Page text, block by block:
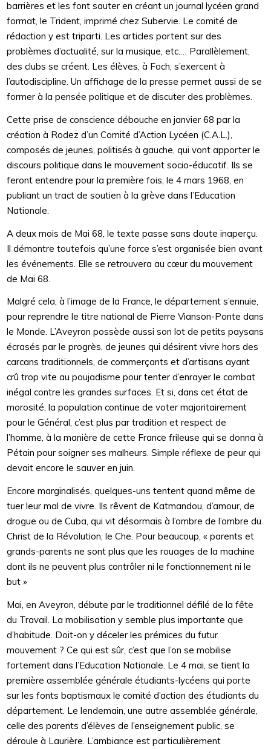
barrières et les font sauter en créant un journal lycéen grand
format, le Trident, imprimé chez Subervie. Le comité de
rédaction y est triparti. Les articles portent sur des
problèmes d’actualité, sur la musique, etc.… Parallèlement,
des clubs se créent. Les élèves, à Foch, s’exercent à
l’autodiscipline. Un affichage de la presse permet aussi de se
former à la pensée politique et de discuter des problèmes.
Cette prise de conscience débouche en janvier 68 par la
création à Rodez d’un Comité d’Action Lycéen (C.A.L.),
composés de jeunes, politisés à gauche, qui vont apporter le
discours politique dans le mouvement socio-éducatif. Ils se
feront entendre pour la première fois, le 4 mars 1968, en
publiant un tract de soutien à la grève dans l’Education
Nationale.
A deux mois de Mai 68, le texte passe sans doute inaperçu.
Il démontre toutefois qu’une force s’est organisée bien avant
les événements. Elle se retrouvera au cœur du mouvement
de Mai 68.
Malgré cela, à l’image de la France, le département s’ennuie,
pour reprendre le titre national de Pierre Vianson-Ponte dans
le Monde. L’Aveyron possède aussi son lot de petits paysans
écrasés par le progrès, de jeunes qui désirent vivre hors des
carcans traditionnels, de commerçants et d’artisans ayant
crû trop vite au poujadisme pour tenter d’enrayer le combat
inégal contre les grandes surfaces. Et si, dans cet état de
morosité, la population continue de voter majoritairement
pour le Général, c’est plus par tradition et respect de
l’homme, à la manière de cette France frileuse qui se donna à
Pétain pour soigner ses malheurs. Simple réflexe de peur qui
devait encore le sauver en juin.
Encore marginalisés, quelques-uns tentent quand même de
tuer leur mal de vivre. Ils rêvent de Katmandou, d’amour, de
drogue ou de Cuba, qui vit désormais à l’ombre de l’ombre du
Christ de la Révolution, le Che. Pour beaucoup, « parents et
grands-parents ne sont plus que les rouages de la machine
dont ils ne peuvent plus contrôler ni le fonctionnement ni le
but »
Mai, en Aveyron, débute par le traditionnel défilé de la fête
du Travail. La mobilisation y semble plus importante que
d’habitude. Doit-on y déceler les prémices du futur
mouvement ? Ce qui est sûr, c’est que l’on se mobilise
fortement dans l’Education Nationale. Le 4 mai, se tient la
première assemblée générale étudiants-lycéens qui porte
sur les fonts baptismaux le comité d’action des étudiants du
département. Le lendemain, une autre assemblée générale,
celle des parents d’élèves de l’enseignement public, se
déroule à Laurière. L’ambiance est particulièrement